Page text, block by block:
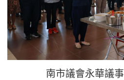
南市議會永華議